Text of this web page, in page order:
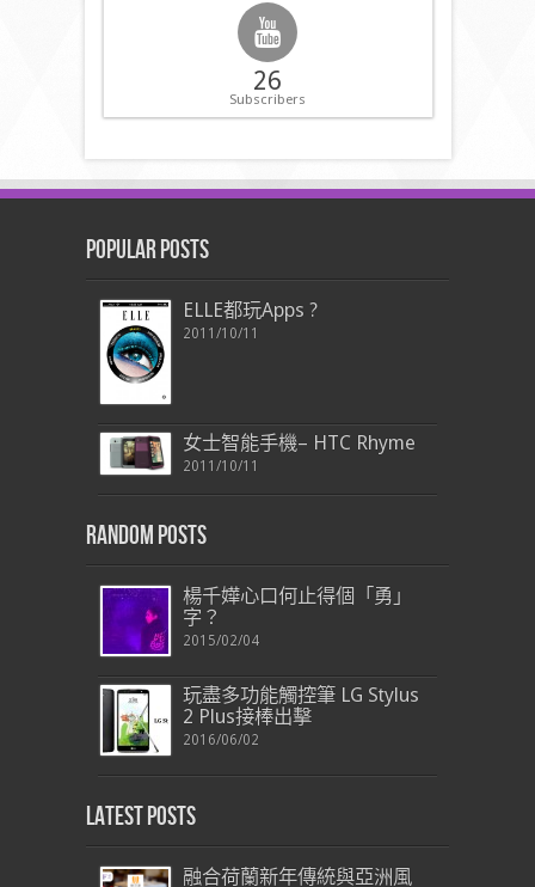
26
Subscribers
Popular Posts
ELLE都玩Apps ?
2011/10/11
女士智能手機– HTC Rhyme
2011/10/11
Random Posts
楊千嬅心口何止得個「勇」
字？
2015/02/04
玩盡多功能觸控筆 LG Stylus
2 Plus接棒出擊
2016/06/02
Latest Posts
融合荷蘭新年傳統與亞洲風